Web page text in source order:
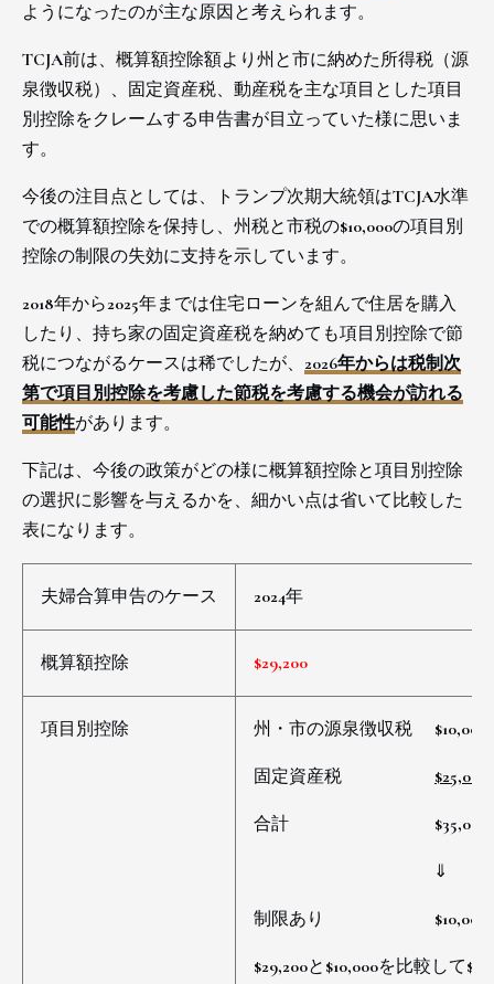
ようになったのが主な原因と考えられます。
TCJA前は、概算額控除額より州と市に納めた所得税（源
泉徴収税）、固定資産税、動産税を主な項目とした項目
別控除をクレームする申告書が目立っていた様に思いま
す。
今後の注目点としては、トランプ次期大統領はTCJA水準
での概算額控除を保持し、州税と市税の$10,000の項目別
控除の制限の失効に支持を示しています。
2018年から2025年までは住宅ローンを組んで住居を購入
したり、持ち家の固定資産税を納めても項目別控除で節
税につながるケースは稀でしたが、 2026年からは税制次
第で項目別控除を考慮した節税を考慮する機会が訪れる
可能性があります。
下記は、今後の政策がどの様に概算額控除と項目別控除
の選択に影響を与えるかを、細かい点は省いて比較した
表になります。
夫婦合算申告のケース 2024年
概算額控除 $29,200
項目別控除 州・市の源泉徴収税 $10,000
固定資産税 $25,000
合計 $35,000
⇓
制限あり $10,000
$29,200と$10,000を比較して